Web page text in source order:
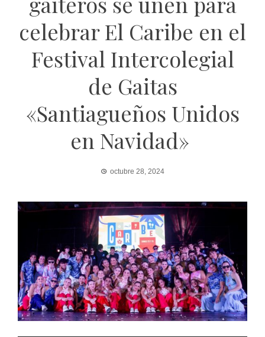
celebrar El Caribe en el
Festival Intercolegial
de Gaitas
«Santiagueños Unidos
en Navidad»
octubre 28, 2024